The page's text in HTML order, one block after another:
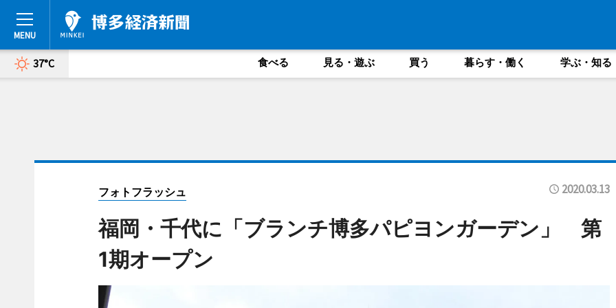
37°C 食べる 見る・遊ぶ 買う 暮らす・働く 学ぶ・知る
フォトフラッシュ 2020.03.13
福岡・千代に「ブランチ博多パピヨンガーデン」 第
1期オープン